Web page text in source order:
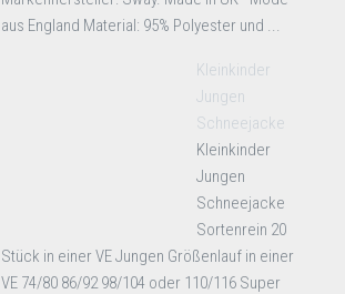
aus England Material: 95% Polyester und ...
Kleinkinder
Jungen
Schneejacke
Kleinkinder
Jungen
Schneejacke
Sortenrein 20
Stück in einer VE Jungen Größenlauf in einer
VE 74/80 86/92 98/104 oder 110/116 Super